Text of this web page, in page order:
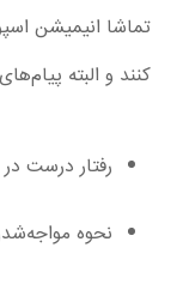
کنند و البته
رفتار درست
نحوه